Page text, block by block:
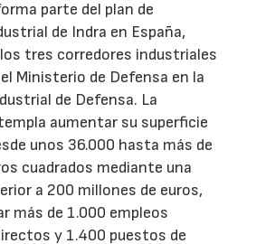
parte del plan de
de Indra en España,
tres corredores industriales
Ministerio de Defensa en la
de Defensa. La
aumentar su superficie
unos 36.000 hasta más de
cuadrados mediante una
a 200 millones de euros,
más de 1.000 empleos
y 1.400 puestos de